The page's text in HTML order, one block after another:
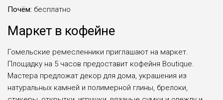
Почём: бесплатно
Маркет в кофейне
Гомельские ремесленники приглашают на маркет.
Площадку на 5 часов предоставит кофейня Вoutique.
Мастера предложат декор для дома, украшения из
натуральных камней и полимерной глины, брелоки,